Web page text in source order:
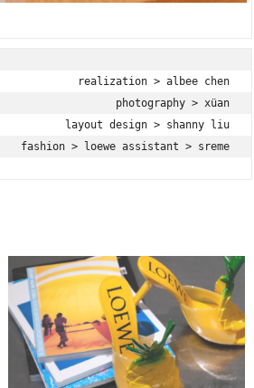
realization > albee chen
photography > xüan
layout design > shanny liu
fashion > loewe assistant > sreme